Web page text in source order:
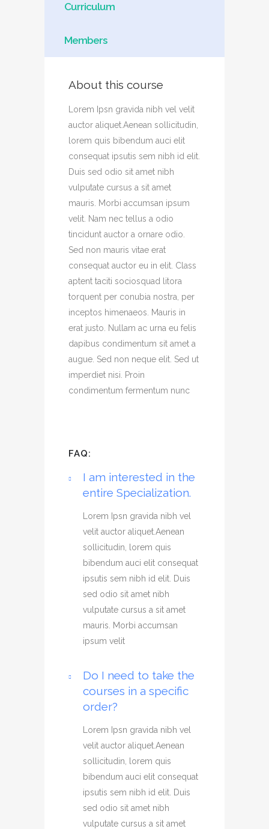
Curriculum
Members
About this course
Lorem Ipsn gravida nibh vel velit
auctor aliquet.Aenean sollicitudin,
lorem quis bibendum auci elit
consequat ipsutis sem nibh id elit.
Duis sed odio sit amet nibh
vulputate cursus a sit amet
mauris. Morbi accumsan ipsum
velit. Nam nec tellus a odio
tincidunt auctor a ornare odio.
Sed non mauris vitae erat
consequat auctor eu in elit. Class
aptent taciti sociosquad litora
torquent per conubia nostra, per
inceptos himenaeos. Mauris in
erat justo. Nullam ac urna eu felis
dapibus condimentum sit amet a
augue. Sed non neque elit. Sed ut
imperdiet nisi. Proin
condimentum fermentum nunc
FAQ:
I am interested in the
entire Specialization.
Lorem Ipsn gravida nibh vel
velit auctor aliquet.Aenean
sollicitudin, lorem quis
bibendum auci elit consequat
ipsutis sem nibh id elit. Duis
sed odio sit amet nibh
vulputate cursus a sit amet
mauris. Morbi accumsan
ipsum velit
Do I need to take the
courses in a specific
order?
Lorem Ipsn gravida nibh vel
velit auctor aliquet.Aenean
sollicitudin, lorem quis
bibendum auci elit consequat
ipsutis sem nibh id elit. Duis
sed odio sit amet nibh
vulputate cursus a sit amet